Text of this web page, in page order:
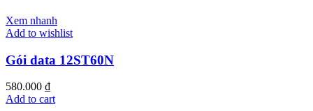
Xem nhanh
Add to wishlist
Gói data 12ST60N
580.000 ₫
Add to cart